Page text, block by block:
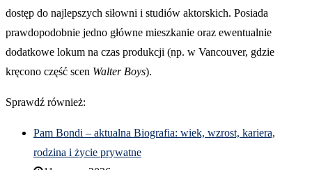
dostęp do najlepszych siłowni i studiów aktorskich. Posiada
prawdopodobnie jedno główne mieszkanie oraz ewentualnie
dodatkowe lokum na czas produkcji (np. w Vancouver, gdzie
kręcono część scen Walter Boys).
Sprawdź również:
Pam Bondi – aktualna Biografia: wiek, wzrost, kariera,
rodzina i życie prywatne